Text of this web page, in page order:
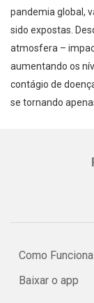
pandemia global,
sido expostas.
atmosfera –
aumentando os
contágio de
se tornando
Como Funciona
Baixar o app